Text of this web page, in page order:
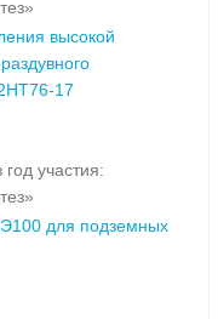
высокой
17
участия:
для подземных